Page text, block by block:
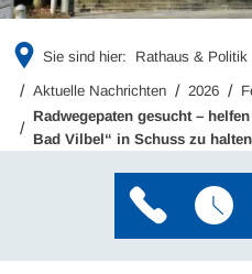
Sie sind hier: Rathaus & Politik
Aktuelle Nachrichten 2026
Radwegepaten gesucht –
Bad Vilbel“ in Schuss zu